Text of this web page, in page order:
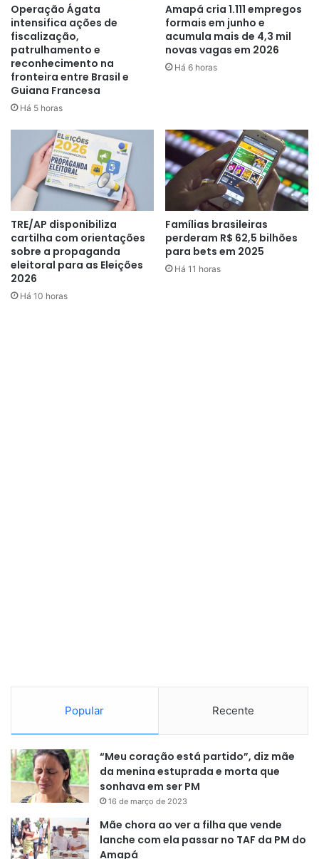
Operação Ágata
intensifica ações de
fiscalização,
patrulhamento e
reconhecimento na
fronteira entre Brasil e
Guiana Francesa
Há 5 horas
Amapá cria 1.111 empregos
formais em junho e
acumula mais de 4,3 mil
novas vagas em 2026
Há 6 horas
TRE/AP disponibiliza
cartilha com orientações
sobre a propaganda
eleitoral para as Eleições
2026
Há 10 horas
Famílias brasileiras
perderam R$ 62,5 bilhões
para bets em 2025
Há 11 horas
Popular Recente
“Meu coração está partido”, diz mãe
da menina estuprada e morta que
sonhava em ser PM
16 de março de 2023
Mãe chora ao ver a filha que vende
lanche com ela passar no TAF da PM do
Amapá